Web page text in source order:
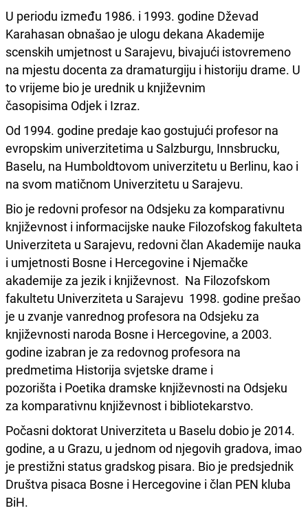
U periodu između 1986. i 1993. godine Dževad
Karahasan obnašao je ulogu dekana Akademije
scenskih umjetnost u Sarajevu, bivajući istovremeno
na mjestu docenta za dramaturgiju i historiju drame. U
to vrijeme bio je urednik u književnim
časopisima Odjek i Izraz.
Od 1994. godine predaje kao gostujući profesor na
evropskim univerzitetima u Salzburgu, Innsbrucku,
Baselu, na Humboldtovom univerzitetu u Berlinu, kao i
na svom matičnom Univerzitetu u Sarajevu.
Bio je redovni profesor na Odsjeku za komparativnu
književnost i informacijske nauke Filozofskog fakulteta
Univerziteta u Sarajevu, redovni član Akademije nauka
i umjetnosti Bosne i Hercegovine i Njemačke
akademije za jezik i književnost. Na Filozofskom
fakultetu Univerziteta u Sarajevu 1998. godine prešao
je u zvanje vanrednog profesora na Odsjeku za
književnosti naroda Bosne i Hercegovine, a 2003.
godine izabran je za redovnog profesora na
predmetima Historija svjetske drame i
pozorišta i Poetika dramske književnosti na Odsjeku
za komparativnu književnost i bibliotekarstvo.
Počasni doktorat Univerziteta u Baselu dobio je 2014.
godine, a u Grazu, u jednom od njegovih gradova, imao
je prestižni status gradskog pisara. Bio je predsjednik
Društva pisaca Bosne i Hercegovine i član PEN kluba
BiH.